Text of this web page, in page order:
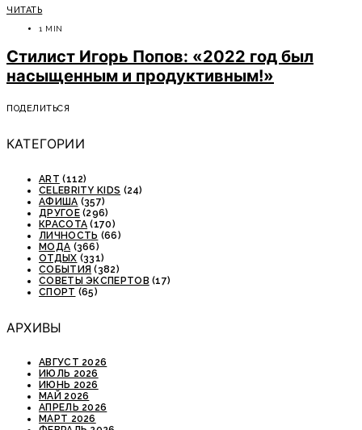
ЧИТАТЬ
1 MIN
Стилист Игорь Попов: «2022 год был
насыщенным и продуктивным!»
ПОДЕЛИТЬСЯ
КАТЕГОРИИ
ART (112)
CELEBRITY KIDS (24)
АФИША (357)
ДРУГОЕ(296)
КРАСОТА (170)
ЛИЧНОСТЬ (66)
МОДА (366)
ОТДЫХ (331)
СОБЫТИЯ (382)
СОВЕТЫ ЭКСПЕРТОВ (17)
СПОРТ (65)
АРХИВЫ
АВГУСТ 2026
ИЮЛЬ 2026
ИЮНЬ 2026
МАЙ 2026
АПРЕЛЬ 2026
МАРТ 2026